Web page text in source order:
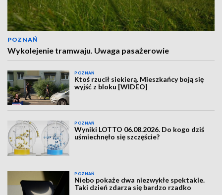
POZNAŃ
Wykolejenie tramwaju. Uwaga pasażerowie
POZNAŃ
Ktoś rzucił siekierą. Mieszkańcy boją się
wyjść z bloku [WIDEO]
POZNAŃ
Wyniki LOTTO 06.08.2026. Do kogo dziś
uśmiechnęło się szczęście?
POZNAŃ
Niebo pokaże dwa niezwykłe spektakle.
Taki dzień zdarza się bardzo rzadko